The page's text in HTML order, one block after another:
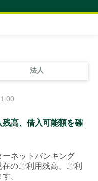
法人
残高、借入可能額を確
ネットバンキング
のご利用残高、ご利
。